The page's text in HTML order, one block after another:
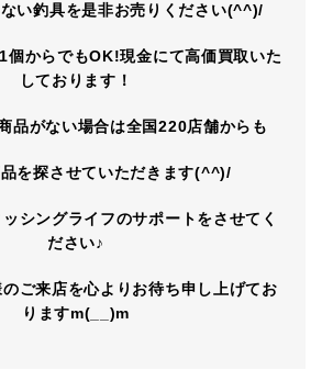
い釣具を是非お売りください(^^)/
個からでもOK!現金にて高価買取いた
しております！
品がない場合は全国220店舗からも
を探させていただきます(^^)/
シングライフのサポートをさせてく
ださい♪
ご来店を心よりお待ち申し上げてお
りますm(__)m